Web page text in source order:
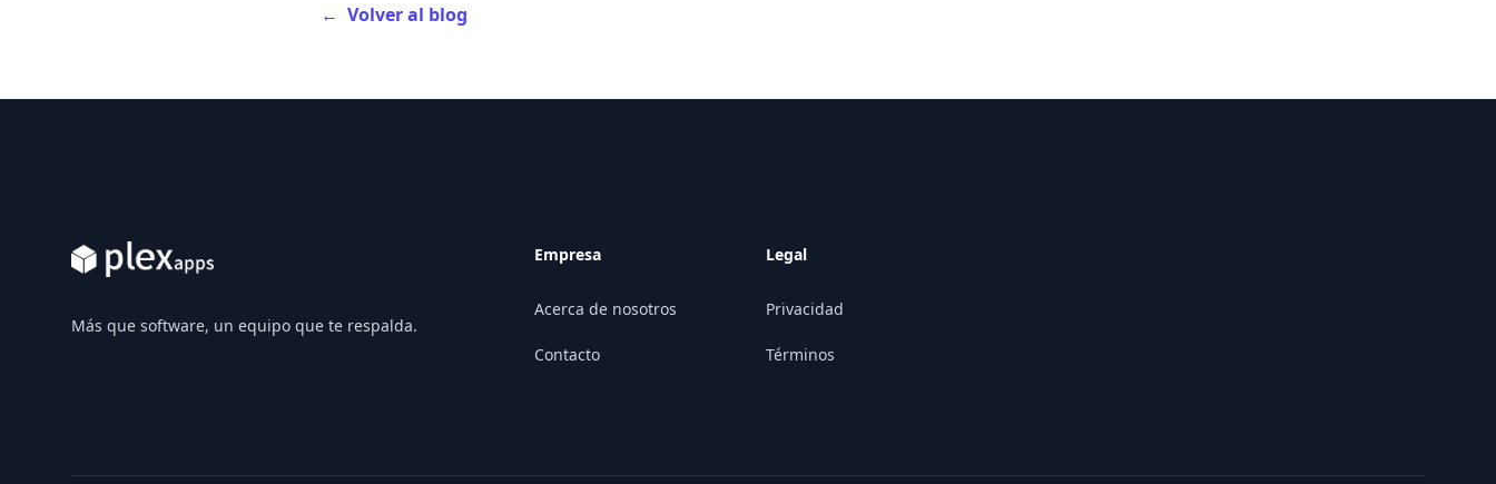
← Volver al blog
Más que software, un equipo que te respalda.
Empresa
Acerca de nosotros
Contacto
Legal
Privacidad
Términos